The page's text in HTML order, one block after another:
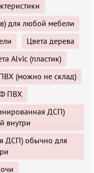
для любой мебели
Цвета дерева
Alvic (пластик)
(можно не склад)
ПВХ
ДСП)
внутри
ДСП) обычно для